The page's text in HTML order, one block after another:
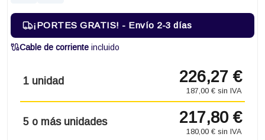
¡PORTES GRATIS! - Envío 2-3 días
Cable de corriente incluido
1 unidad 226,27 €
187,00 € sin IVA
5 o más unidades 217,80 €
180,00 € sin IVA